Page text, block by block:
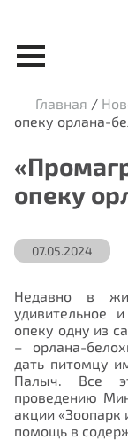
Главная /
опеку орлана-
опеку
07.05.2024
Недавно в
удивительное
опеку одну из
– орлана-
дать питомцу
Палыч. Все
проведению
акции «Зоопарк
помощь в